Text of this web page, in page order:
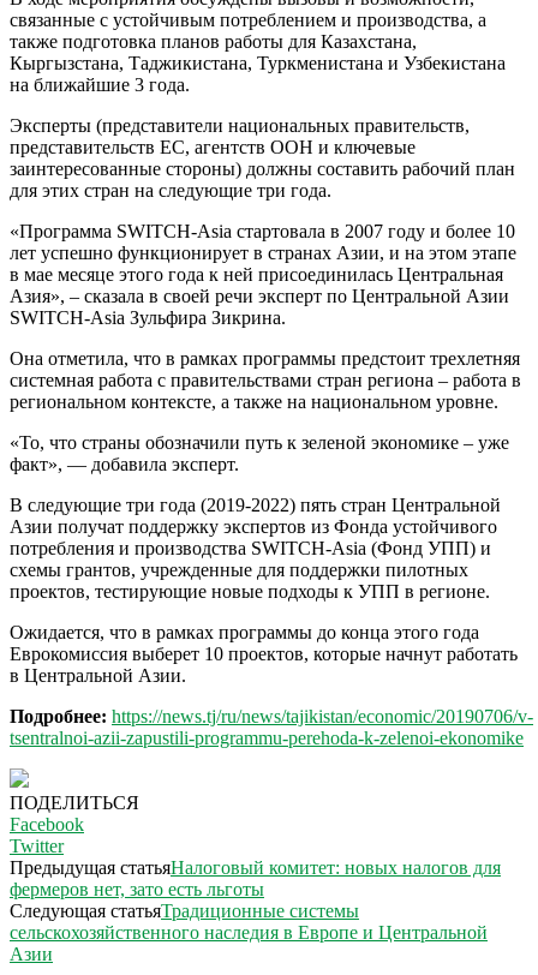
связанные с устойчивым потреблением и производства, а
также подготовка планов работы для Казахстана,
Кыргызстана, Таджикистана, Туркменистана и Узбекистана
на ближайшие 3 года.
Эксперты (представители национальных правительств,
представительств ЕС, агентств ООН и ключевые
заинтересованные стороны) должны составить рабочий план
для этих стран на следующие три года.
«Программа SWITCH-Asia стартовала в 2007 году и более 10
лет успешно функционирует в странах Азии, и на этом этапе
в мае месяце этого года к ней присоединилась Центральная
Азия», – сказала в своей речи эксперт по Центральной Азии
SWITCH-Asia Зульфира Зикрина.
Она отметила, что в рамках программы предстоит трехлетняя
системная работа с правительствами стран региона – работа в
региональном контексте, а также на национальном уровне.
«То, что страны обозначили путь к зеленой экономике – уже
факт», — добавила эксперт.
В следующие три года (2019-2022) пять стран Центральной
Азии получат поддержку экспертов из Фонда устойчивого
потребления и производства SWITCH-Asia (Фонд УПП) и
схемы грантов, учрежденные для поддержки пилотных
проектов, тестирующие новые подходы к УПП в регионе.
Ожидается, что в рамках программы до конца этого года
Еврокомиссия выберет 10 проектов, которые начнут работать
в Центральной Азии.
Подробнее: https://news.tj/ru/news/tajikistan/economic/20190706/v-
tsentralnoi-azii-zapustili-programmu-perehoda-k-zelenoi-ekonomike
ПОДЕЛИТЬСЯ
Facebook
Twitter
Предыдущая статьяНалоговый комитет: новых налогов для
фермеров нет, зато есть льготы
Следующая статьяТрадиционные системы
сельскохозяйственного наследия в Европе и Центральной
Азии